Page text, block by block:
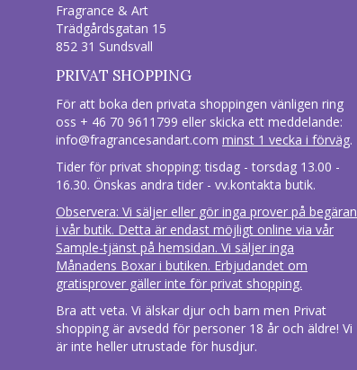
Fragrance & Art
Trädgårdsgatan 15
852 31 Sundsvall
PRIVAT SHOPPING
För att boka den privata shoppingen vänligen ring
oss + 46 70 9611799 eller skicka ett meddelande:
info@fragrancesandart.com minst 1 vecka i förväg.
Tider för privat shopping: tisdag - torsdag 13.00 -
16.30. Önskas andra tider - vv.kontakta butik.
Observera: Vi säljer eller gör inga prover på begäran
i vår butik. Detta är endast möjligt online via vår
Sample-tjänst på hemsidan. Vi säljer inga
Månadens Boxar i butiken. Erbjudandet om
gratisprover gäller inte för privat shopping.
Bra att veta. Vi älskar djur och barn men Privat
shopping är avsedd för personer 18 år och äldre! Vi
är inte heller utrustade för husdjur.